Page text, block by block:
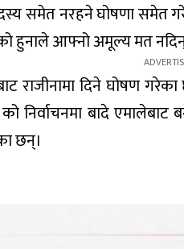
समेत नरहने घोषणा समेत
हुनाले आफ्नो अमूल्य मत
राजीनामा दिने घोषण
निर्वाचनमा बादे
छन्।